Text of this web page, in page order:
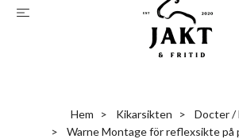
Hem Kikarsikten
Docter /
Warne Montage för reflexsikte på